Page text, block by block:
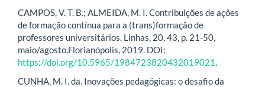
CAMPOS, V. T. B.; ALMEIDA, M. I. Contribuições de ações
de formação contínua para a (trans)formação de
professores universitários. Linhas, 20, 43, p. 21-50,
maio/agosto.Florianópolis, 2019. DOI:
https://doi.org/10.5965/1984723820432019021.
CUNHA, M. I. da. Inovações pedagógicas: o desafio da